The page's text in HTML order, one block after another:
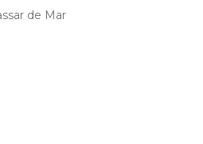
de Mar